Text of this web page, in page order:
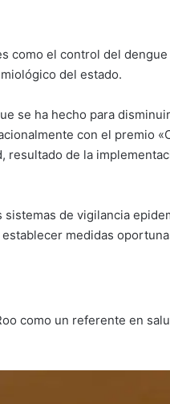
como el control del
del estado.
se ha hecho para
con el premio
de la
de vigilancia
medidas
como un referente en